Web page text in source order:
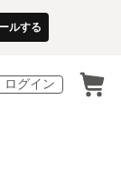
ルする
ログイン